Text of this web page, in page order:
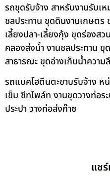
รถขุดรับจ้าง สาหรับงานรับเ
ชลประทาน ขุดดินงานเกษตร
เลี้ยงปลา-เลี้ยงกุ้ง ขุดร่องส
คลองส่งน้ำ งานชลประทาน
สาธารณะ ขุดอ่างเก็บน้ำความ
รถแบคโฮตีนตะขาบรับจ้าง ห
เข็ม ชีทไพล์ท งานขุดวางท่อ
ประปา วางท่อส่งก๊าซ
แช